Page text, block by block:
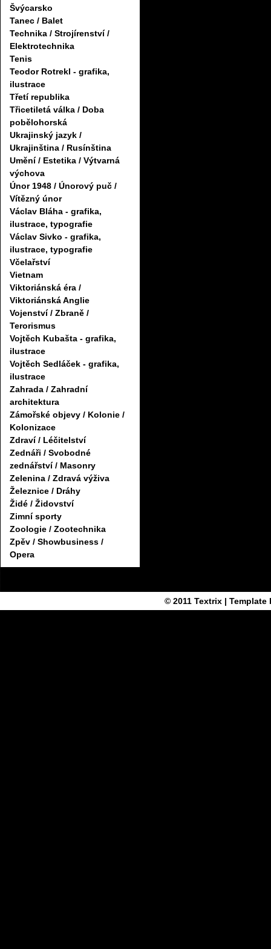
Švýcarsko
Tanec / Balet
Technika / Strojírenství /
Elektrotechnika
Tenis
Teodor Rotrekl - grafika,
ilustrace
Třetí republika
Třicetiletá válka / Doba
pobělohorská
Ukrajinský jazyk /
Ukrajinština / Rusínština
Umění / Estetika / Výtvarná
výchova
Únor 1948 / Únorový puč /
Vítězný únor
Václav Bláha - grafika,
ilustrace, typografie
Václav Sivko - grafika,
ilustrace, typografie
Včelařství
Vietnam
Viktoriánská éra /
Viktoriánská Anglie
Vojenství / Zbraně /
Terorismus
Vojtěch Kubašta - grafika,
ilustrace
Vojtěch Sedláček - grafika,
ilustrace
Zahrada / Zahradní
architektura
Zámořské objevy / Kolonie /
Kolonizace
Zdraví / Léčitelství
Zednáři / Svobodné
zednářství / Masonry
Zelenina / Zdravá výživa
Železnice / Dráhy
Židé / Židovství
Zimní sporty
Zoologie / Zootechnika
Zpěv / Showbusiness /
Opera
© 2011 Textrix| Template